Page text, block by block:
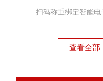
扫码称重绑定智能电
查看全部